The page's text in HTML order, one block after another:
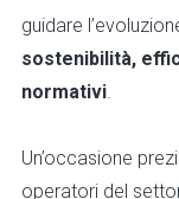
guidare
sostenibilità,
normativi.
Un’occasione
operatori del